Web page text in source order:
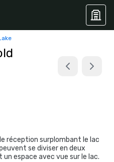
réception surplombant le lac
se diviser en deux
espace avec vue sur le lac.